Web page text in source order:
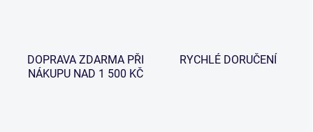
DOPRAVA ZDARMA PŘI
NÁKUPU NAD 1 500 KČ
RYCHLÉ DORUČENÍ